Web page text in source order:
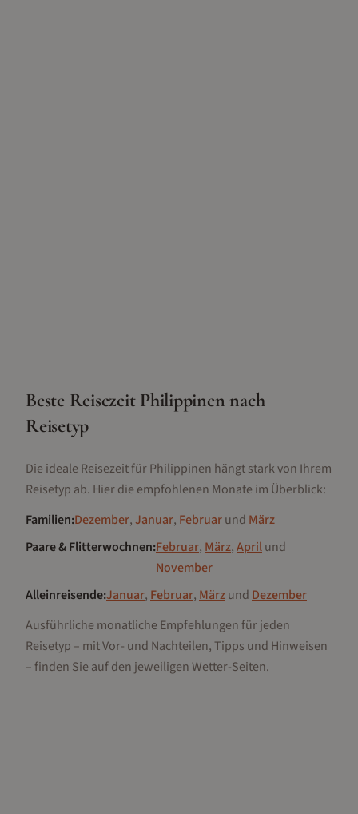
Beste Reisezeit Philippinen nach
Reisetyp
Die ideale Reisezeit fürPhilippinen hängt stark von Ihrem
Reisetyp ab. Hier die empfohlenen Monate im Überblick:
Familien:Dezember,Januar, Februarund März
Paare & Flitterwochnen:Februar, März,Aprilund
November
Alleinreisende:Januar, Februar, Märzund Dezember
Ausführliche monatliche Empfehlungen für jeden
Reisetyp – mit Vor- und Nachteilen, Tipps und Hinweisen
– finden Sie auf den jeweiligen Wetter-Seiten.